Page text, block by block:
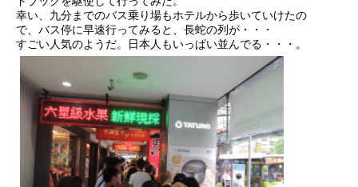
幸い、九分までのバス乗り場もホテルから歩いていけたの
で、バス停に早速行ってみると、長蛇の列が・・・
すごい人気のようだ。日本人もいっぱい並んでる・・・。